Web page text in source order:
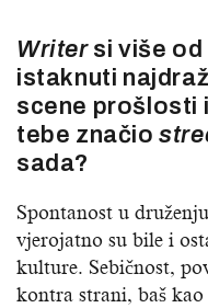
Writersi više od
istaknuti
scene prošlosti
tebe značio
sada?
Spontanost u
vjerojatno su bile i
kulture. Sebičnost,
kontra strani, baš